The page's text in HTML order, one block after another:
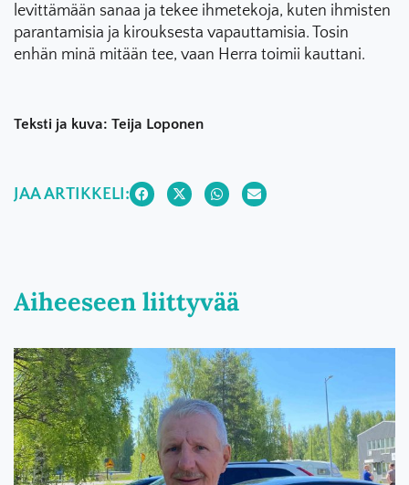
levittämään sanaa ja tekee ihmetekoja, kuten ihmisten
parantamisia ja kirouksesta vapauttamisia. Tosin
enhän minä mitään tee, vaan Herra toimii kauttani.
Teksti ja kuva: Teija Loponen
JAA ARTIKKELI:
Aiheeseen liittyvää